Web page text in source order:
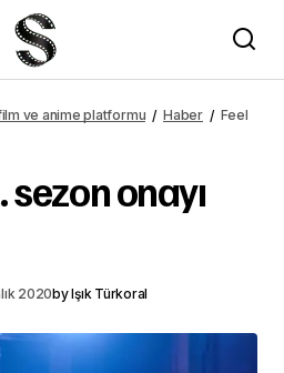
ve anime platformu Haber
Feel
sezon onayı
2020byIşık Türkoral